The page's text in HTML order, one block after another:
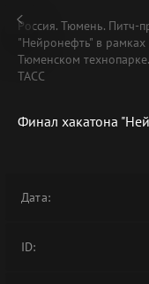
Россия. Тюмень. Питч-
"Нейронефть" в
Тюменском
ТАСС
Финал хакатона
Дата:
ID: